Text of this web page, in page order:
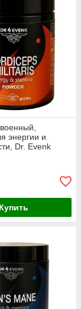
энергии и
Dr. Evenk
Купить